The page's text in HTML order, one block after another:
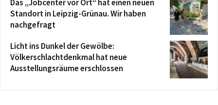
Das „Jobcenter vor Ort“ hat einen neuen
Standort in Leipzig-Grünau. Wir haben
nachgefragt
Licht ins Dunkel der Gewölbe:
Völkerschlachtdenkmal hat neue
Ausstellungsräume erschlossen